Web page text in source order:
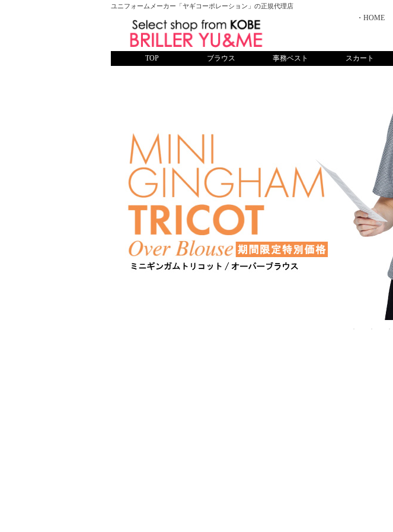
ユニフォームメーカー「ヤギコーポレーション」の正規代理店
・HOME
TOP ブラウス 事務ベスト スカート